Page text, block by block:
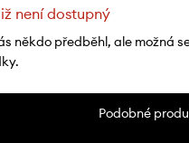
není dostupný
někdo předběhl, ale možná
Podobné